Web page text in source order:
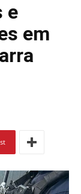
e
em